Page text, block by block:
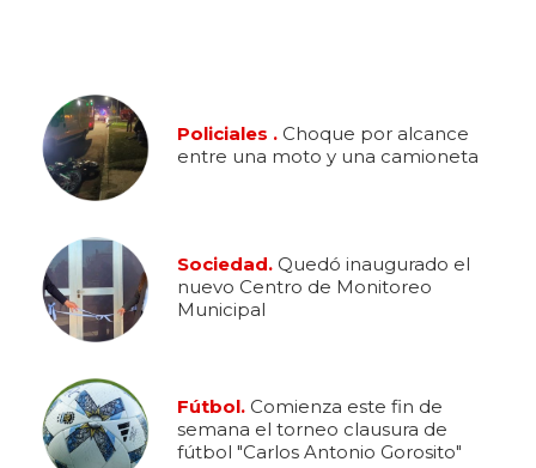
Policiales . Choque por alcance
entre una moto y una camioneta
Sociedad. Quedó inaugurado el
nuevo Centro de Monitoreo
Municipal
Fútbol. Comienza este fin de
semana el torneo clausura de
fútbol "Carlos Antonio Gorosito"